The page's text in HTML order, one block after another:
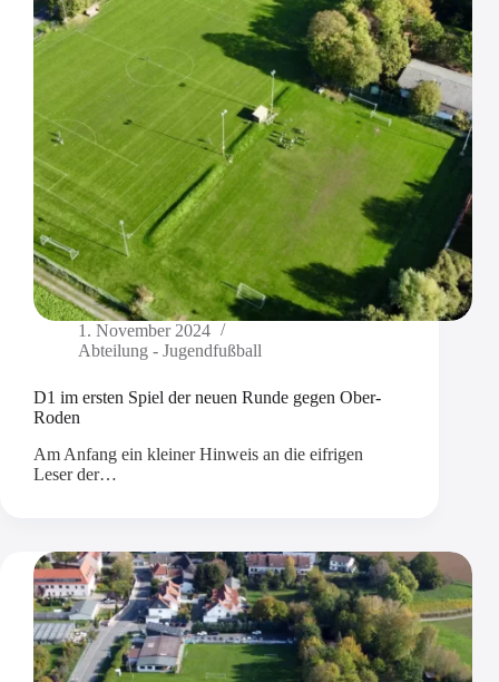
1. November 2024
Abteilung - Jugendfußball
D1 im ersten Spiel der neuen Runde gegen Ober-
Roden
Am Anfang ein kleiner Hinweis an die eifrigen
Leser der…